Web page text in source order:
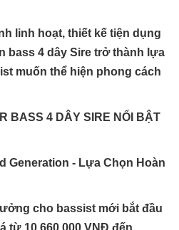
linh hoạt, thiết kế tiện dụng
bass 4 dây Sire trở thành lựa
muốn thể hiện phong cách
BASS 4 DÂY SIRE NỔI BẬT
Generation - Lựa Chọn Hoàn
cho bassist mới bắt đầu
từ 10.660.000 VNĐ đến